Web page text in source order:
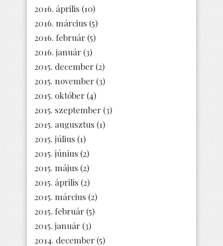
2016. április (10)
2016. március (5)
2016. február (5)
2016. január (3)
2015. december (2)
2015. november (3)
2015. október (4)
2015. szeptember (3)
2015. augusztus (1)
2015. július (1)
2015. június (2)
2015. május (2)
2015. április (2)
2015. március (2)
2015. február (5)
2015. január (3)
2014. december (5)